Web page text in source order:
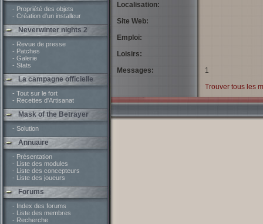
- Propriété des objets
- Création d'un installeur
Neverwinter nights 2
- Revue de presse
- Patches
- Galerie
- Stats
La campagne officielle
- Tout sur le fort
- Recettes d'Artisanat
Mask of the Betrayer
- Solution
Annuaire
- Présentation
- Liste des modules
- Liste des concepteurs
- Liste des joueurs
Forums
- Index des forums
- Liste des membres
- Recherche
Localisation:
Site Web:
Emploi:
Loisirs:
Messages:
1
Trouver tous les